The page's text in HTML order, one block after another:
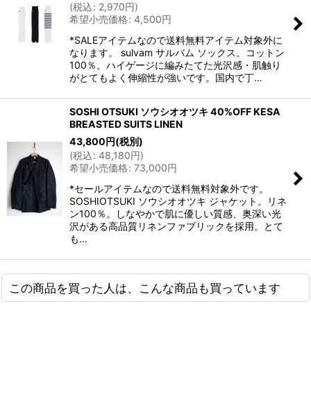
(税込: 2,970円)
希望小売価格: 4,500円
*SALEアイテムなので送料無料アイテム対象外に
なります。 sulvam サルバム ソックス。コットン
100％。ハイゲージに編みたてた光沢感・肌触り
がとてもよく伸縮性が強いです。国内で丁…
SOSHI OTSUKI ソウシオオツキ 40%OFF KESA
BREASTED SUITS LINEN
43,800円(税別)
(税込: 48,180円)
希望小売価格: 73,000円
*セールアイテムなので送料無料対象外です。
SOSHIOTSUKI ソウシオオツキ ジャケット。リネ
ン100％。しなやかで肌に優しい質感、奥深い光
沢がある高品質リネンファブリックを採用。とて
も…
この商品を買った人は、こんな商品も買っています